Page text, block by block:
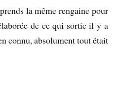
la même rengaine pour
de ce qui sortie il y a
connu, absolument tout était